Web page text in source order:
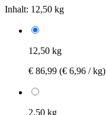
Inhalt: 12,50 kg
12,50 kg
€ 86,99 (€ 6,96 / kg)
2,50 kg